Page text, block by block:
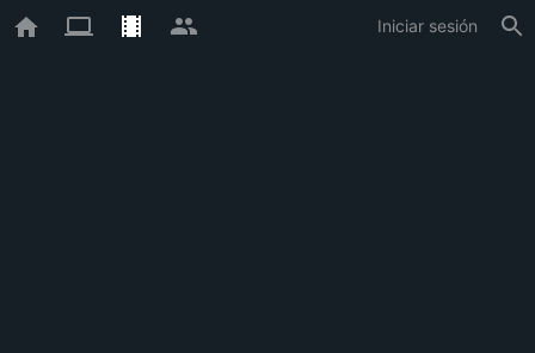
Iniciar sesión